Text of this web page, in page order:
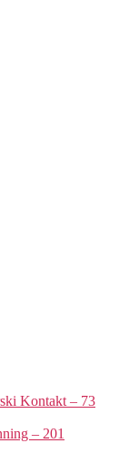
Kontakt – 73
– 201